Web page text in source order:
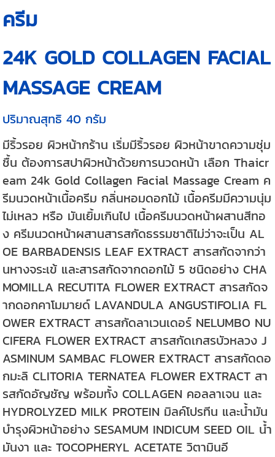
ครีม
24K GOLD COLLAGEN FACIAL
MASSAGE CREAM
ปริมาณสุทธิ 40 กรัม
มีริ้วรอย ผิวหน้ากร้าน เริ่มมีริ้วรอย ผิวหน้าขาดความชุ่ม
ชื้น ต้องการสปาผิวหน้าด้วยการนวดหน้า เลือก Thaicr
eam 24k Gold Collagen Facial Massage Cream ค
รีมนวดหน้าเนื้อครีม กลิ่นหอมดอกไม้ เนื้อครีมมีความนุ่ม
ไม่เหลว หรือ มันเยิ้มเกินไป เนื้อครีมนวดหน้าผสานสีทอ
ง ครีมนวดหน้าผสานสารสกัดธรรมชาติไม่ว่าจะเป็น AL
OE BARBADENSIS LEAF EXTRACT สารสกัดจากว่า
นหางจระเข้ และสารสกัดจากดอกไม้ 5 ชนิดอย่าง CHA
MOMILLA RECUTITA FLOWER EXTRACT สารสกัดจ
ากดอกคาโมมายด์ LAVANDULA ANGUSTIFOLIA FL
OWER EXTRACT สารสกัดลาเวนเดอร์ NELUMBO NU
CIFERA FLOWER EXTRACT สารสกัดเกสรบัวหลวง J
ASMINUM SAMBAC FLOWER EXTRACT สารสกัดดอ
กมะลิ CLITORIA TERNATEA FLOWER EXTRACT สา
รสกัดอัญชัญ พร้อมทั้ง COLLAGEN คอลลาเจน และ
HYDROLYZED MILK PROTEIN มิลค์โปรทีน และน้ำมัน
บำรุงผิวหน้าอย่าง SESAMUM INDICUM SEED OIL น้ำ
มันงา และ TOCOPHERYL ACETATE วิตามินอี